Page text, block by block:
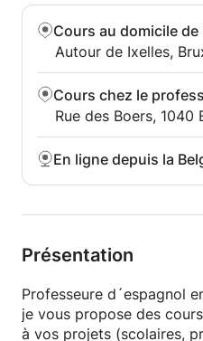
Cours au domicile de
Autour de Ixelles,
Cours chez le
Rue des Boers, 1040
En ligne depuis la
Présentation
Professeure d´espagnol
je vous propose des
à vos projets (scolaires,